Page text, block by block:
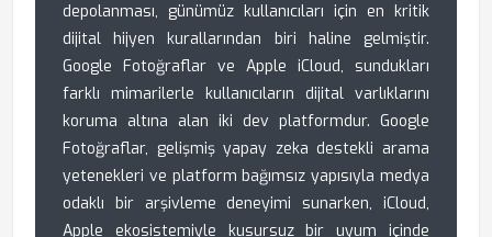
depolanması, günümüz kullanıcıları için en kritik
dijital hijyen kurallarından biri haline gelmiştir.
Google Fotoğraflar ve Apple iCloud, sundukları
farklı mimarilerle kullanıcıların dijital varlıklarını
koruma altına alan iki dev platformdur. Google
Fotoğraflar, gelişmiş yapay zeka destekli arama
yetenekleri ve platform bağımsız yapısıyla medya
odaklı bir arşivleme deneyimi sunarken, iCloud,
Apple ekosistemiyle kusursuz bir uyum içinde